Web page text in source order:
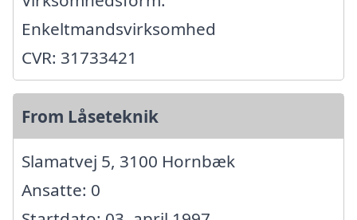
Enkeltmandsvirksomhed
CVR: 31733421
From Låseteknik
Slamatvej 5, 3100 Hornbæk
Ansatte: 0